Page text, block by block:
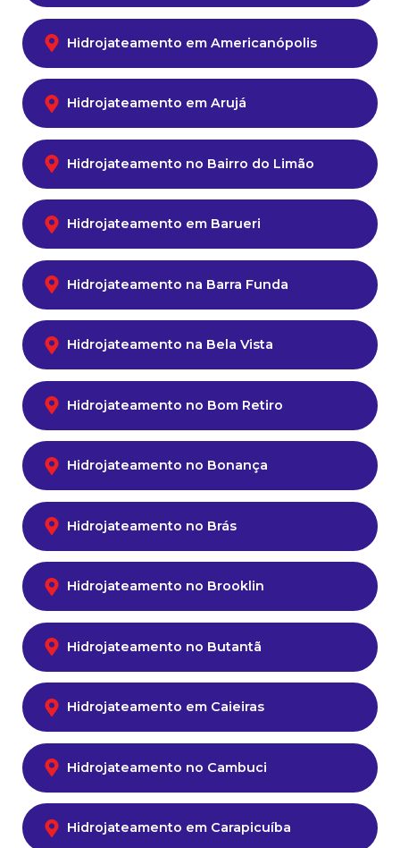
Hidrojateamento em Americanópolis
Hidrojateamento em Arujá
Hidrojateamento no Bairro do Limão
Hidrojateamento em Barueri
Hidrojateamento na Barra Funda
Hidrojateamento na Bela Vista
Hidrojateamento no Bom Retiro
Hidrojateamento no Bonança
Hidrojateamento no Brás
Hidrojateamento no Brooklin
Hidrojateamento no Butantã
Hidrojateamento em Caieiras
Hidrojateamento no Cambuci
Hidrojateamento em Carapicuíba